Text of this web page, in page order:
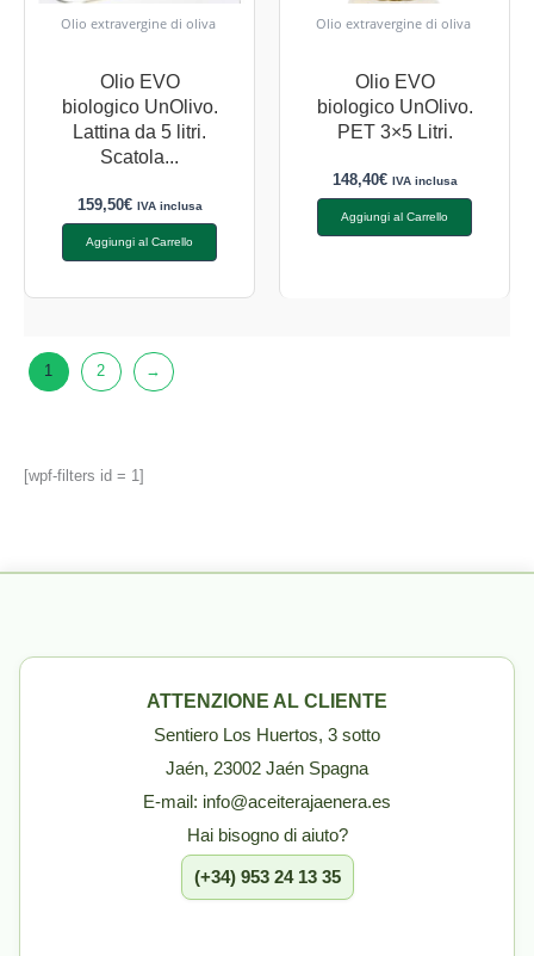
[wpf-filters id = 1]
Olio extravergine di oliva
Olio EVO
biologico UnOlivo.
Lattina da 5 litri.
Scatola...
159,50€ IVA inclusa
Aggiungi al Carrello
Olio extravergine di oliva
Olio EVO
biologico UnOlivo.
PET 3×5 Litri.
148,40€ IVA inclusa
Aggiungi al Carrello
1 2 →
ATTENZIONE AL CLIENTE
Sentiero Los Huertos, 3 sotto
Jaén, 23002 Jaén Spagna
E-mail: info@aceiterajaenera.es
Hai bisogno di aiuto?
(+34) 953 24 13 35